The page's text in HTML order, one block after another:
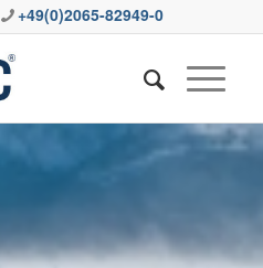
+49(0)2065-82949-0